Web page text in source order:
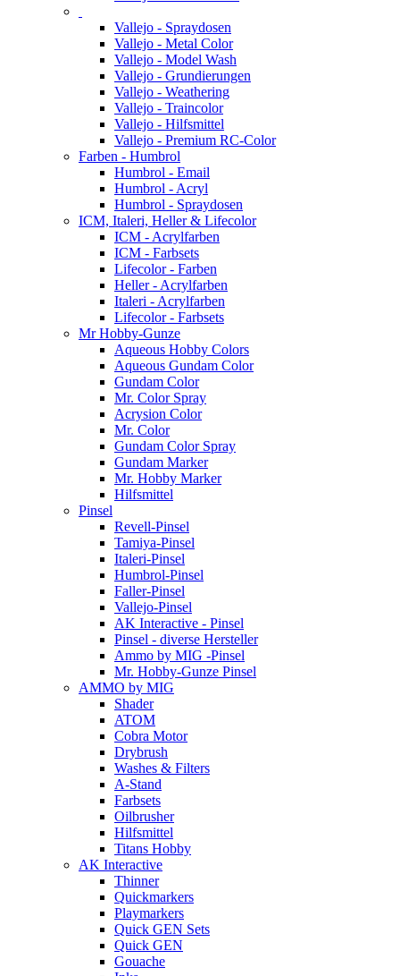
Vallejo - Spraydosen
Vallejo - Metal Color
Vallejo - Model Wash
Vallejo - Grundierungen
Vallejo - Weathering
Vallejo - Traincolor
Vallejo - Hilfsmittel
Vallejo - Premium RC-Color
Farben - Humbrol
Humbrol - Email
Humbrol - Acryl
Humbrol - Spraydosen
ICM, Italeri, Heller & Lifecolor
ICM - Acrylfarben
ICM - Farbsets
Lifecolor - Farben
Heller - Acrylfarben
Italeri - Acrylfarben
Lifecolor - Farbsets
Mr Hobby-Gunze
Aqueous Hobby Colors
Aqueous Gundam Color
Gundam Color
Mr. Color Spray
Acrysion Color
Mr. Color
Gundam Color Spray
Gundam Marker
Mr. Hobby Marker
Hilfsmittel
Pinsel
Revell-Pinsel
Tamiya-Pinsel
Italeri-Pinsel
Humbrol-Pinsel
Faller-Pinsel
Vallejo-Pinsel
AK Interactive - Pinsel
Pinsel - diverse Hersteller
Ammo by MIG -Pinsel
Mr. Hobby-Gunze Pinsel
AMMO by MIG
Shader
ATOM
Cobra Motor
Drybrush
Washes & Filters
A-Stand
Farbsets
Oilbrusher
Hilfsmittel
Titans Hobby
AK Interactive
Thinner
Quickmarkers
Playmarkers
Quick GEN Sets
Quick GEN
Gouache